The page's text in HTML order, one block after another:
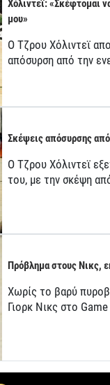
Χόλιντεϊ: «Σκέφτομαι
μου»
Ο Τζρου Χόλιντεϊ
απόσυρση από την
Σκέψεις απόσυρσης από
Ο Τζρου Χόλιντεϊ
του, με την σκέψη
Πρόβλημα στους Νικς,
Χωρίς το βαρύ
Γιορκ Νικς στο